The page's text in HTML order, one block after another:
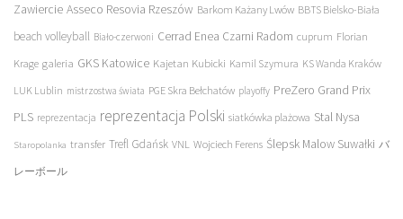
Zawiercie Asseco Resovia Rzeszów Barkom Każany Lwów BBTS Bielsko-Biała
beach volleyball Biało-czerwoni Cerrad Enea Czarni Radom cuprum Florian
Krage galeria GKS Katowice Kajetan Kubicki Kamil Szymura KS Wanda Kraków
LUK Lublin mistrzostwa świata PGE Skra Bełchatów playoffy PreZero Grand Prix
PLS reprezentacja reprezentacja Polski siatkówka plażowa Stal Nysa
Staropolanka transfer Trefl Gdańsk VNL Wojciech Ferens Ślepsk Malow Suwałki バ
レーボール